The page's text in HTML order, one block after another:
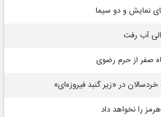
نمایش و دو سیما
صفر از حرم رضوی
در «زیر گنبد فیروزه‌ای»
را نخواهد داد